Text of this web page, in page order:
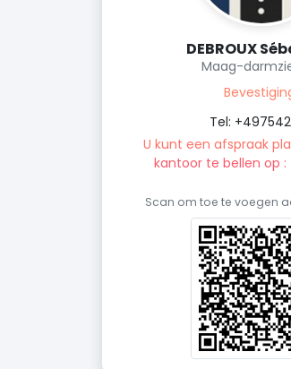
DEBROUX
Maag-
Tel:
U kunt een afspraak
kantoor te bellen op :
Scan om toe te voegen